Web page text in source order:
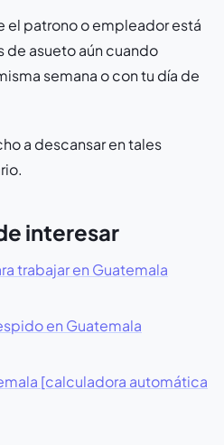
el patrono o empleador está
de asueto aún cuando
semana o con tu día de
a descansar en tales
interesar
trabajar en Guatemala
en Guatemala
[calculadora automática